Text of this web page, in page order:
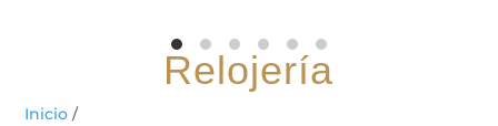
Relojería
Inicio /